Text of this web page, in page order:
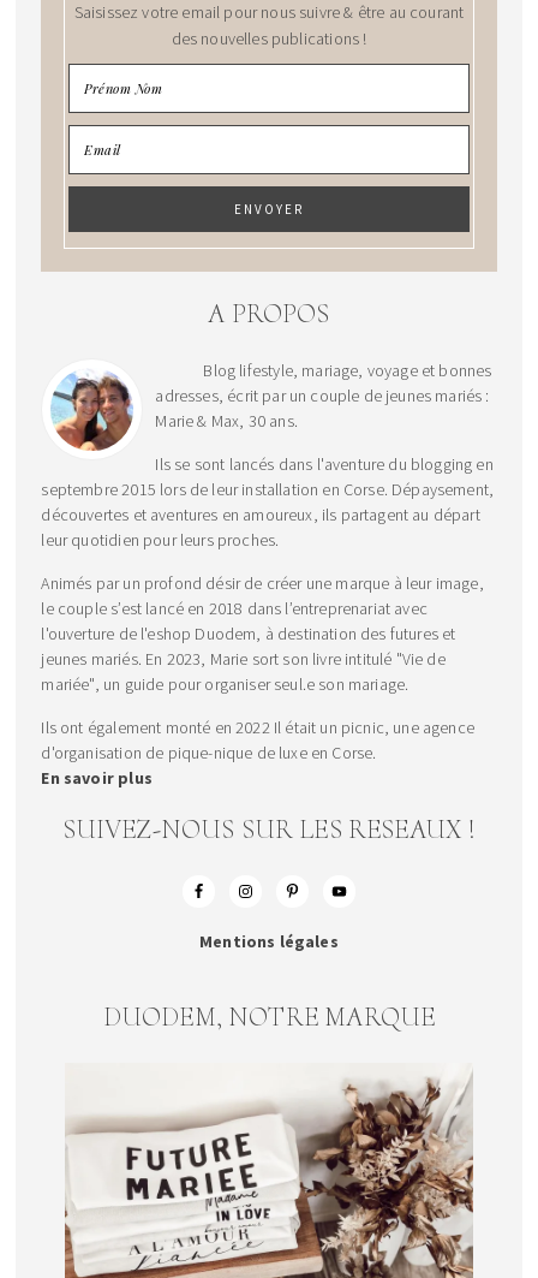
Saisissez votre email pour nous suivre & être au courant
des nouvelles publications !
A PROPOS
Blog lifestyle, mariage, voyage et bonnes
adresses, écrit par un couple de jeunes mariés :
Marie & Max, 30 ans.
Ils se sont lancés dans l'aventure du blogging en
septembre 2015 lors de leur installation en Corse. Dépaysement,
découvertes et aventures en amoureux, ils partagent au départ
leur quotidien pour leurs proches.
Animés par un profond désir de créer une marque à leur image,
le couple s’est lancé en 2018 dans l’entreprenariat avec
l'ouverture de l'eshop Duodem, à destination des futures et
jeunes mariés. En 2023, Marie sort son livre intitulé "Vie de
mariée", un guide pour organiser seul.e son mariage.
Ils ont également monté en 2022 Il était un picnic, une agence
d'organisation de pique-nique de luxe en Corse.
En savoir plus
SUIVEZ-NOUS SUR LES RESEAUX !
Mentions légales
DUODEM, NOTRE MARQUE